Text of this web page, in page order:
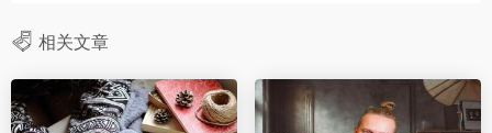
相关文章